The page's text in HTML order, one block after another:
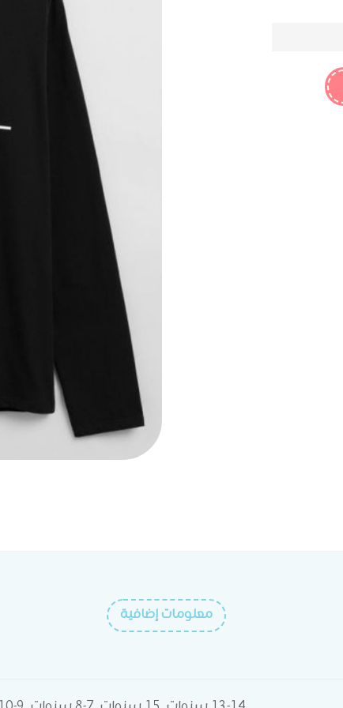
معلومات إضافية